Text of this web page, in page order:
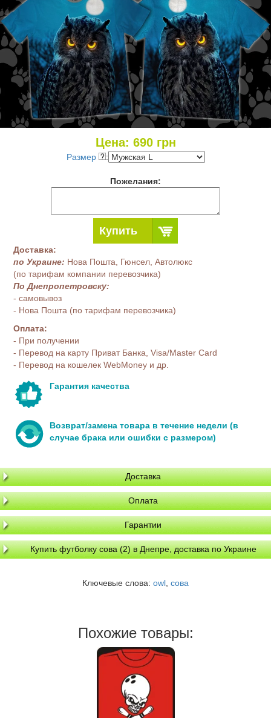
Цена: 690грн
Размер :
Пожелания:
Купить
Доставка:
по Украине: Нова Пошта, Гюнсел, Автолюкс
(по тарифам компании перевозчика)
По Днепропетровску:
- самовывоз
- Нова Пошта (по тарифам перевозчика)
Оплата:
- При получении
- Перевод на карту Приват Банка, Visa/Master Card
- Перевод на кошелек WebMoney и др.
Гарантия качества
Возврат/замена товара в течение недели (в
случае брака или ошибки с размером)
Доставка
Оплата
Гарантии
Купить футболку сова (2) в Днепре, доставка по Украине
Ключевые слова: owl сова
Похожие товары: